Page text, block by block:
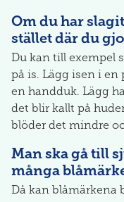
Om du har
stället där du
Du kan till exempel
på is. Lägg isen i en
en handduk. Lägg
det blir kallt på
blöder det mindre
Man ska gå till
många
Då kan blåmärkena